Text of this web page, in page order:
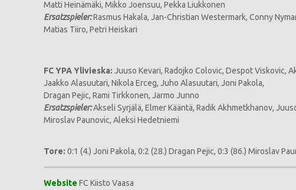
Matti Heinämäki, Mikko Joensuu, Pekka Liukkonen
Ersatzspieler:Rasmus Hakala, Jan-Christian Westermark, Conny
Matias Tiiro, Petri Heiskari
FC YPA Ylivieska: Juuso Kevari, Radojko Colovic, Despot Viskovic,
Jaakko Alasuutari, Nikola Erceg, Juho Alasuutari, Joni Pakola,
Dragan Pejic, Rami Tirkkonen, Jarmo Junno
Ersatzspieler:Akseli Syrjälä, Elmer Kääntä, Radik Akhmetkhanov,
Miroslav Paunovic, Aleksi Hedetniemi
Tore:0:1 (4.) Joni Pakola, 0:2 (28.) Dragan Pejic, 0:3 (86.) Miroslav
Website FC Kiisto Vaasa